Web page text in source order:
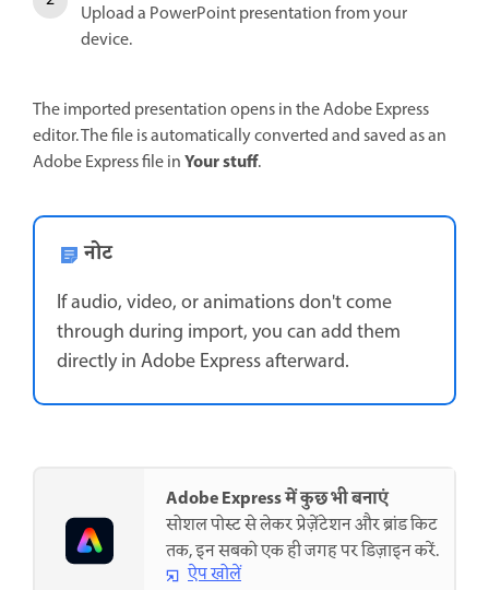
Upload a PowerPoint presentation from your
device.
The imported presentation opens in the Adobe Express
editor. The file is automatically converted and saved as an
Adobe Express file inYour stuff.
नोट
If audio, video, or animations don't come
through during import, you can add them
directly in Adobe Express afterward.
Adobe Express में कुछ भी बनाएं
सोशल पोस्ट से लेकर प्रेज़ेंटेशन और ब्रांड किट
तक, इन सबको एक ही जगह पर डिज़ाइन करें.
ऐप खोलें